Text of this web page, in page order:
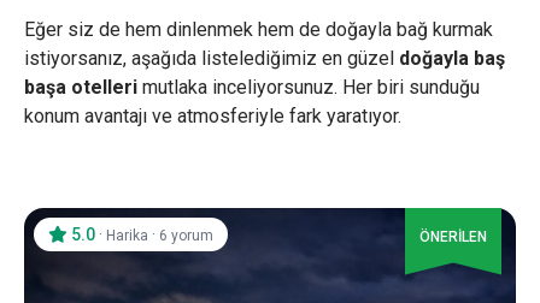
Eğer siz de hem dinlenmek hem de doğayla bağ kurmak
istiyorsanız, aşağıda listelediğimiz en güzel doğayla baş
başa otelleri mutlaka inceliyorsunuz. Her biri sunduğu
konum avantajı ve atmosferiyle fark yaratıyor.
5.0 · Harika · 6 yorum ÖNERİLEN